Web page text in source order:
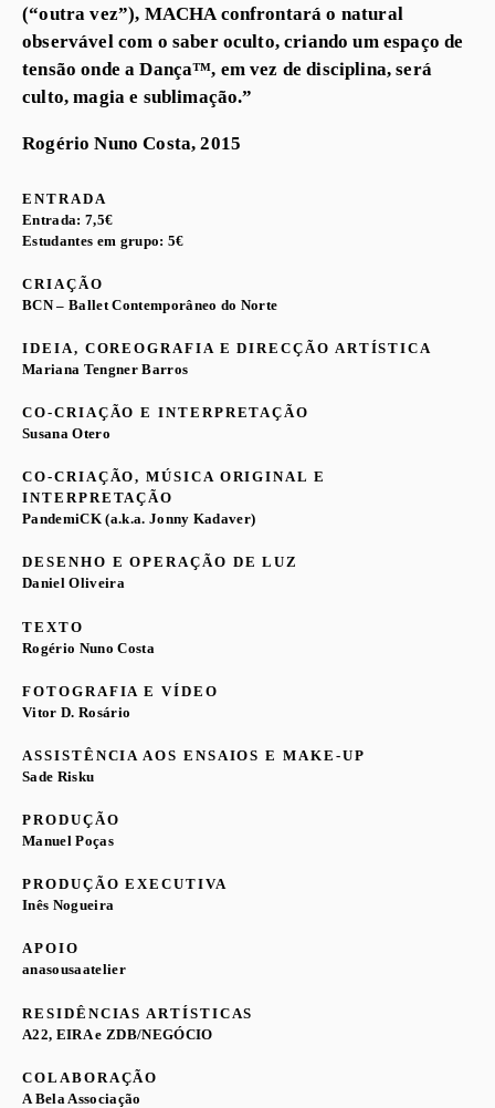
(“outra vez”), MACHA confrontará o natural
observável com o saber oculto, criando um espaço de
tensão onde a Dança™, em vez de disciplina, será
culto, magia e sublimação.”
Rogério Nuno Costa, 2015
ENTRADA
Entrada: 7,5€
Estudantes em grupo: 5€
CRIAÇÃO
BCN – Ballet Contemporâneo do Norte
IDEIA, COREOGRAFIA E DIRECÇÃO ARTÍSTICA
Mariana Tengner Barros
CO-CRIAÇÃO E INTERPRETAÇÃO
Susana Otero
CO-CRIAÇÃO, MÚSICA ORIGINAL E
INTERPRETAÇÃO
PandemiCK (a.k.a. Jonny Kadaver)
DESENHO E OPERAÇÃO DE LUZ
Daniel Oliveira
TEXTO
Rogério Nuno Costa
FOTOGRAFIA E VÍDEO
Vitor D. Rosário
ASSISTÊNCIA AOS ENSAIOS E MAKE-UP
Sade Risku
PRODUÇÃO
Manuel Poças
PRODUÇÃO EXECUTIVA
Inês Nogueira
APOIO
anasousaatelier
RESIDÊNCIAS ARTÍSTICAS
A22, EIRA e ZDB/NEGÓCIO
COLABORAÇÃO
A Bela Associação